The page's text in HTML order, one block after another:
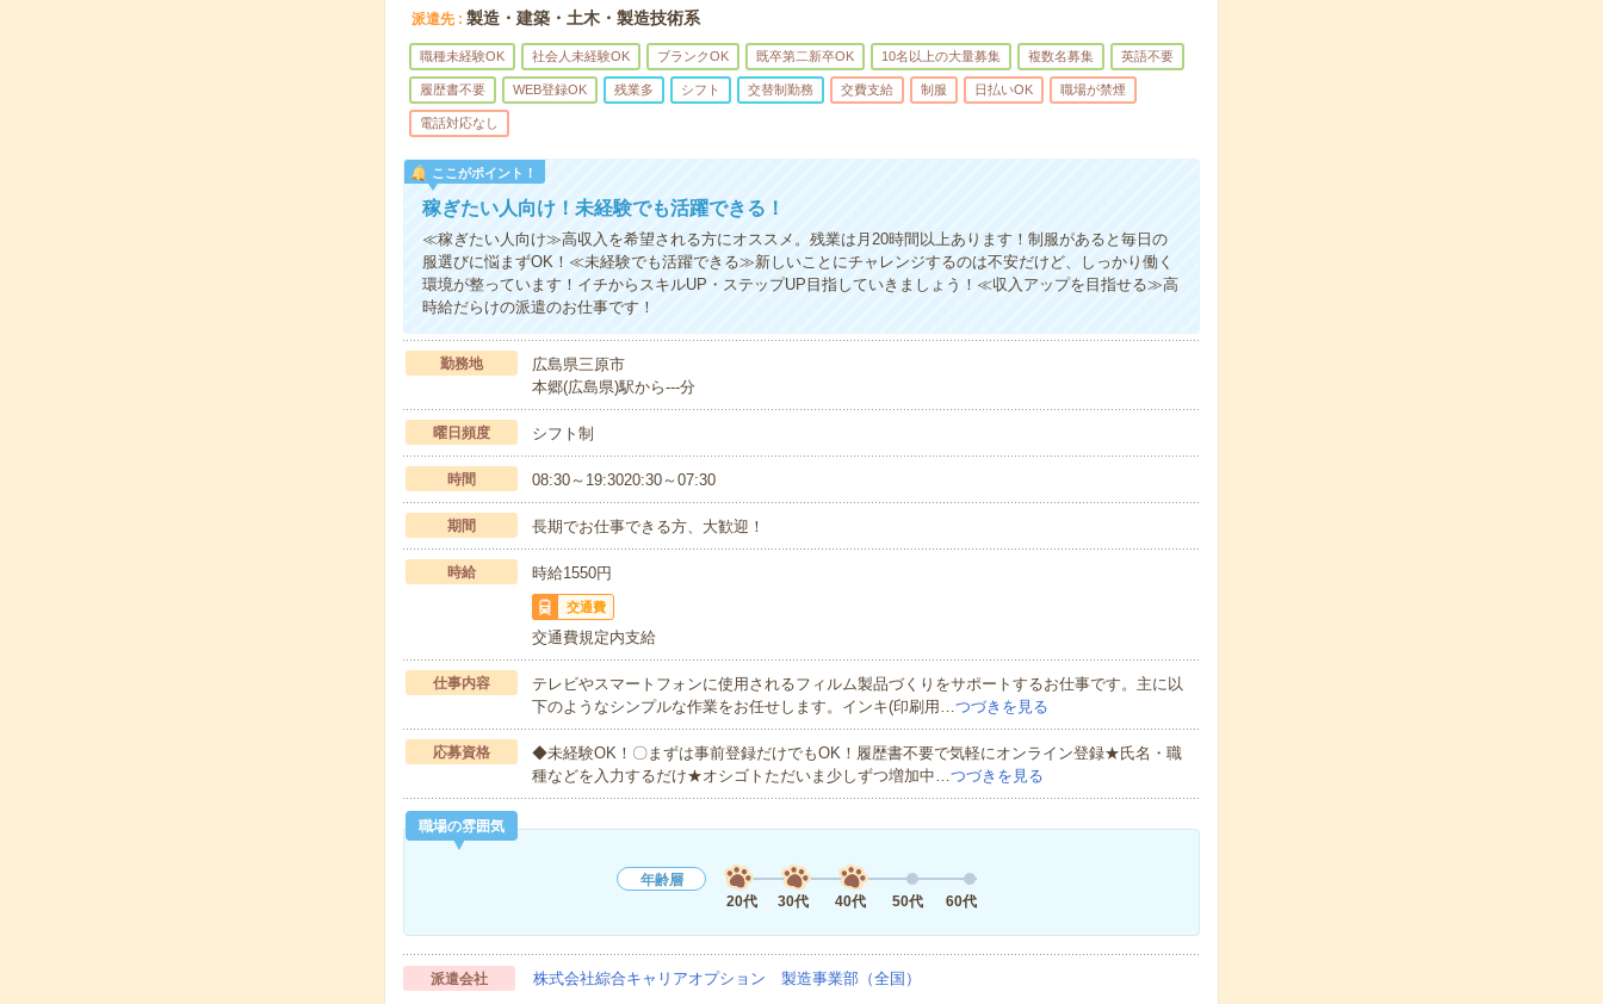
派遣先 製造・建築・土木・製造技術系
職種未経験OK 社会人未経験OK ブランクOK 既卒第二新卒OK 10名以上の大量募集 複数名募集 英語不要
履歴書不要 WEB登録OK 残業多 シフト 交替制勤務 交費支給 制服 日払いOK 職場が禁煙
電話対応なし
ここがポイント！
稼ぎたい人向け！未経験でも活躍できる！
≪稼ぎたい人向け≫高収入を希望される方にオススメ。残業は月20時間以上あります！制服があると毎日の
服選びに悩まずOK！≪未経験でも活躍できる≫新しいことにチャレンジするのは不安だけど、しっかり働く
環境が整っています！イチからスキルUP・ステップUP目指していきましょう！≪収入アップを目指せる≫高
時給だらけの派遣のお仕事です！
勤務地
広島県三原市
本郷(広島県)駅から---分
曜日頻度 シフト制
時間 08:30～19:3020:30～07:30
期間 長期でお仕事できる方、大歓迎！
時給 時給1550円
交通費
交通費規定内支給
仕事内容
テレビやスマートフォンに使用されるフィルム製品づくりをサポートするお仕事です。主に以
下のようなシンプルな作業をお任せします。インキ(印刷用…つづきを見る
応募資格
◆未経験OK！〇まずは事前登録だけでもOK！履歴書不要で気軽にオンライン登録★氏名・職
種などを入力するだけ★オシゴトただいま少しずつ増加中…つづきを見る
職場の雰囲気
年齢層
20代
30代 40代 50代 60代
派遣会社 株式会社綜合キャリアオプション 製造事業部（全国）